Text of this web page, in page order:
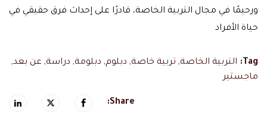
ورحيمًا في مجال التربية الخاصة، قادرًا على إحداث فرق حقيقي في
حياة الأفراد
Tag: التربية الخاصة, تربية خاصة, دبلوم, دبلومة, دراسة, عن بعد,
ماجستير
Share: